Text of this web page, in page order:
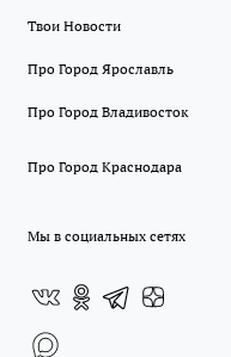
Твои Новости
Про Город Ярославль
Про Город Владивосток
Про Город Краснодара
Мы в социальных сетях